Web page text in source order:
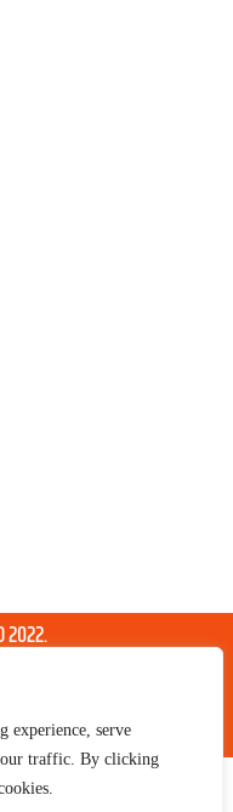
experience, serve
our traffic. By clicking
2022.